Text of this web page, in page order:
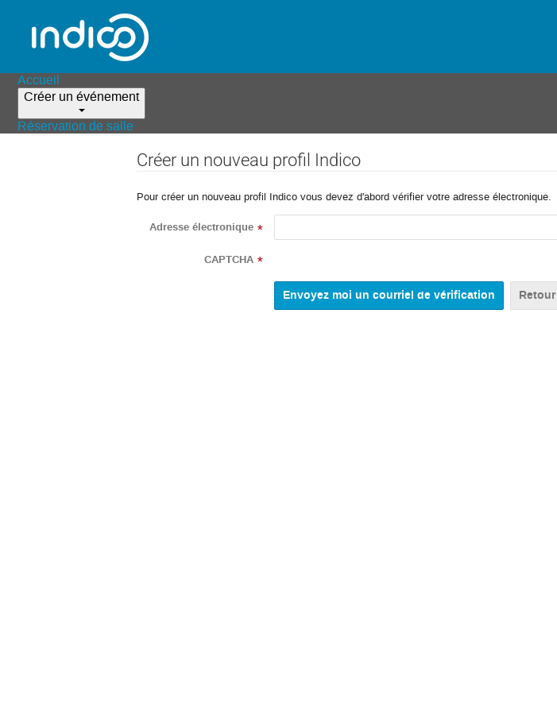
Accueil
Créer un événement
Réservation de salle
Créer un nouveau profil Indico
Pour créer un nouveau profil Indico vous devez d'abord vérifier votre adresse électronique.
Adresse électronique *
CAPTCHA *
Retour